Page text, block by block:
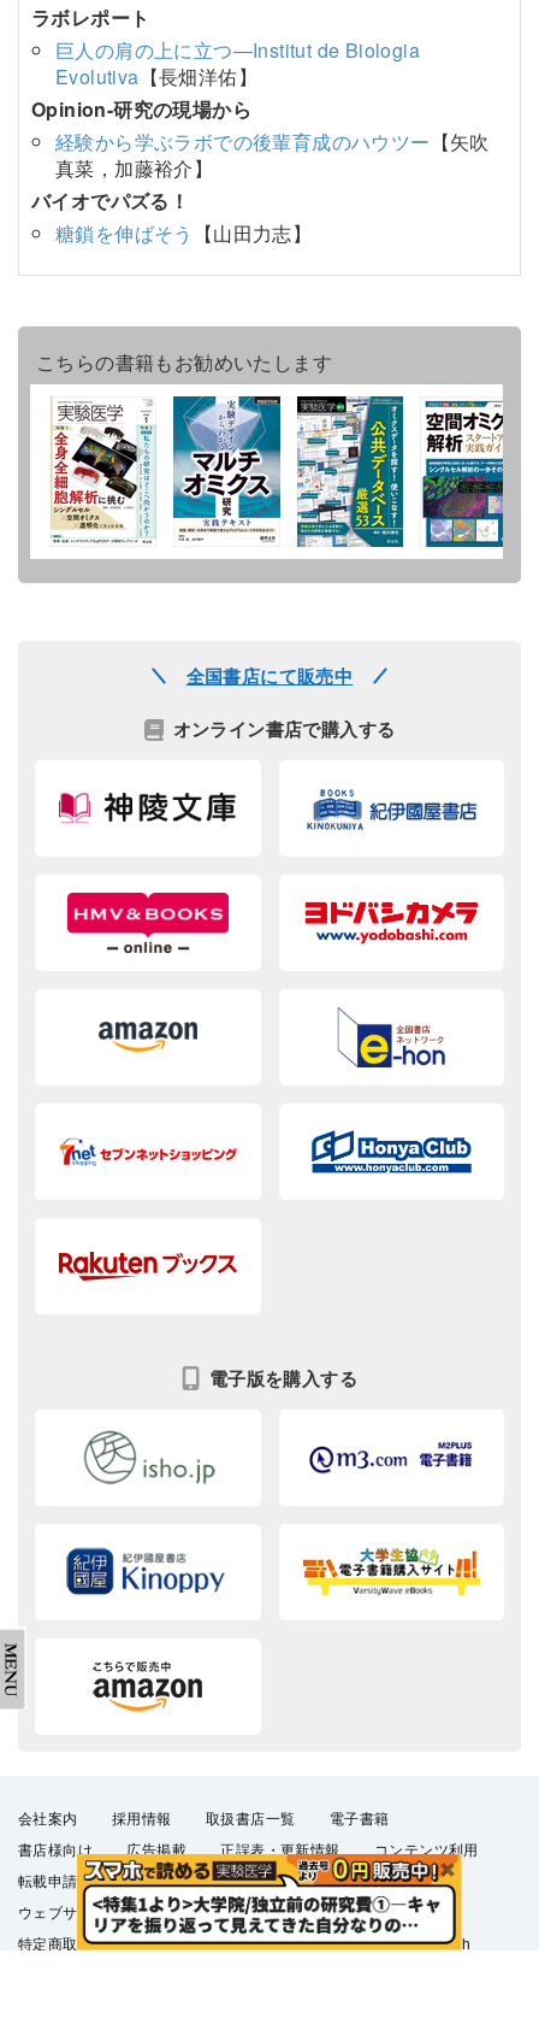
ラボレポート
巨人の肩の上に立つ―Institut de Biologia
Evolutiva 【長畑洋佑】
Opinion-研究の現場から
経験から学ぶラボでの後輩育成のハウツー 【矢吹
真菜，加藤裕介】
バイオでパズる！
糖鎖を伸ばそう
【山田力志】
こちらの書籍もお勧めいたします
全国書店にて販売中
オンライン書店で購入する
電子版を購入する
会社案内 採用情報 取扱書店一覧
電子書籍
書店様向け
広告掲載 正誤表・更新情報
コンテンツ利用
転載申請
プライバシーポリシー
羊土社会員規約
ウェブサイト利用規約
羊土社のSNS・メールマガジン
特定商取引法に基づく表示
FAQ お問い合わせ English